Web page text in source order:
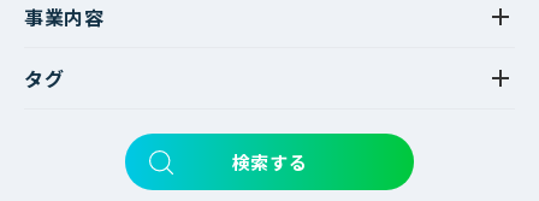
事業内容
タグ
検索する